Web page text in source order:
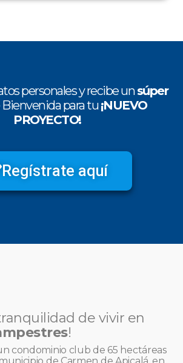
personales y recibe unsúper
para tu¡NUEVO
PROYECTO!
Regístrate aquí
de vivir en
!
condominio club de 65 hectáreas